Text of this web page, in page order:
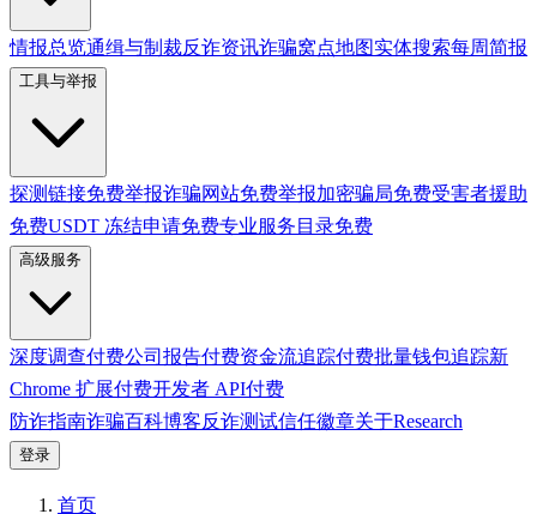
情报总览通缉与制裁反诈资讯诈骗窝点地图实体搜索每周简报
工具与举报
探测链接免费举报诈骗网站免费举报加密骗局免费受害者援助
免费USDT 冻结申请免费专业服务目录免费
高级服务
深度调查付费公司报告付费资金流追踪付费批量钱包追踪新
Chrome 扩展付费开发者 API付费
防诈指南诈骗百科博客反诈测试信任徽章关于Research
登录
首页